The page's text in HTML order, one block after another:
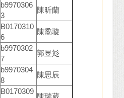
b9970306
3
陳昕蘭
B0170310
6
陳矞璇
b9970302
7
郭昱彣
b9970304
8
陳思辰
B0170309
陳瑞葳